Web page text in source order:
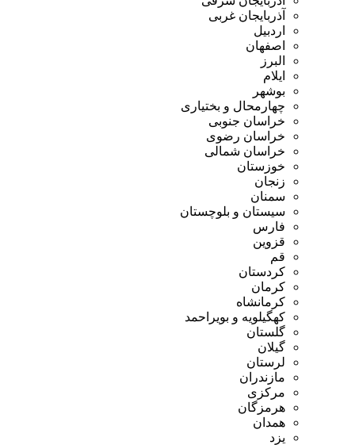
آذربایجان غربی
اردبیل
اصفهان
البرز
ایلام
بوشهر
چهارمحال و بختیاری
خراسان جنوبی
خراسان رضوی
خراسان شمالی
خوزستان
زنجان
سمنان
سیستان و بلوچستان
فارس
قزوین
قم
کردستان
کرمان
کرمانشاه
کهگیلویه و بویراحمد
گلستان
گیلان
لرستان
مازندران
مرکزی
هرمزگان
همدان
یزد